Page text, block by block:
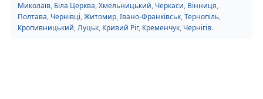
Миколаїв, Біла Церква,Хмельницький, Черкаси, Вінниця,
Полтава, Чернівці,Житомир,Івано-Франківськ,Тернопіль,
Кропивницький,Луцьк, Кривий Ріг, Кременчук, Чернігів.